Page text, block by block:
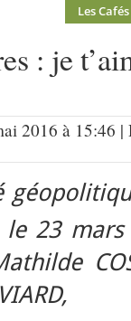
Les Cafés
: je
2016 à 15:46
le 23 mars